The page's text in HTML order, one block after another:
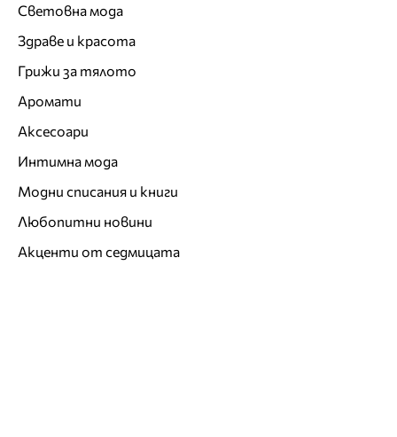
Световна мода
Здраве и красота
Грижи за тялото
Аромати
Аксесоари
Интимна мода
Модни списания и книги
Любопитни новини
Акценти от седмицата